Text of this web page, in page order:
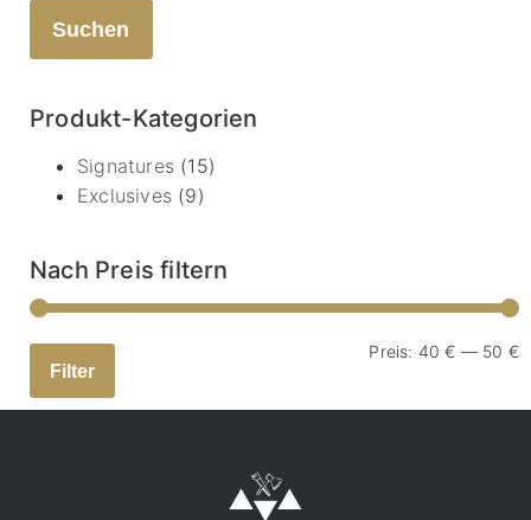
Suchen
Produkt-Kategorien
Signatures (15)
Exclusives (9)
Nach Preis filtern
Filter
Preis: 40 € — 50 €